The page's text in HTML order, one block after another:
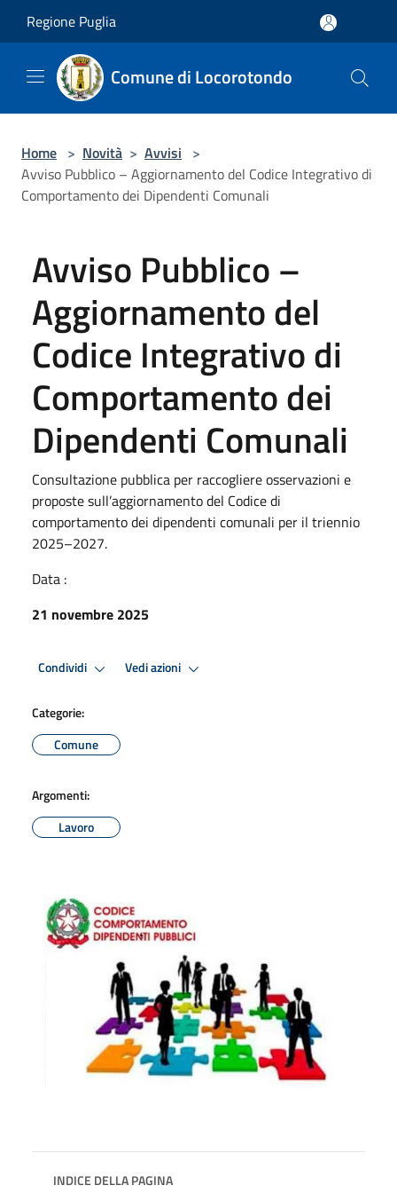
Regione Puglia
Comune di Locorotondo
Home > Novità > Avvisi >
Avviso Pubblico – Aggiornamento del Codice Integrativo di
Comportamento dei Dipendenti Comunali
Avviso Pubblico –
Aggiornamento del
Codice Integrativo di
Comportamento dei
Dipendenti Comunali
Consultazione pubblica per raccogliere osservazioni e
proposte sull’aggiornamento del Codice di
comportamento dei dipendenti comunali per il triennio
2025–2027.
Data :
21 novembre 2025
Condividi Vedi azioni
Categorie:
Comune
Argomenti:
Lavoro
INDICE DELLA PAGINA